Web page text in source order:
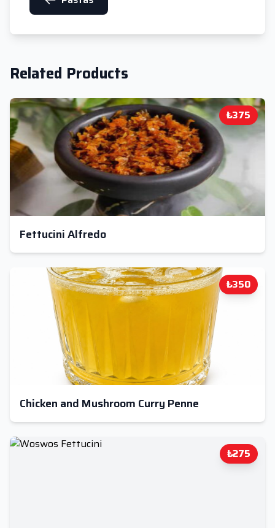
Related Products
₺375
Fettucini Alfredo
₺350
Chicken and Mushroom Curry Penne
₺275